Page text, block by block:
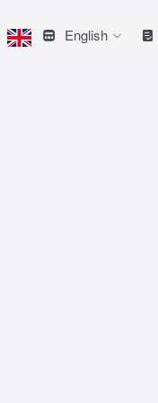
English